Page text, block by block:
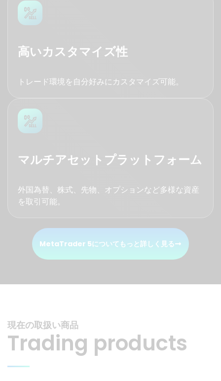
高いカスタマイズ性
トレード環境を⾃分好みにカスタマイズ可能。
マルチアセットプラットフォーム
外国為替、株式、先物、オプションなど多様な資産
を取引可能。
MetaTrader 5についてもっと詳しく⾒る
現在の取扱い商品
Trading products